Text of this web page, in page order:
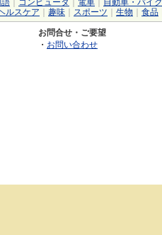
語 コンピュータ 電車 自動車・バイク
ルスケア 趣味 スポーツ 生物 食品
お問合せ・ご要望
・ お問い合わせ